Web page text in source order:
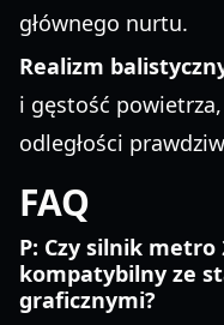
głównego nurtu.
Realizm
i gęstość
odległości
FAQ
P: Czy silnik
kompatybilny ze
graficznymi?